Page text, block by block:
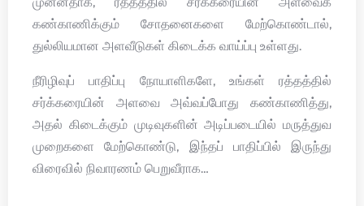
கண்காணிக்கும் சோதனைகளை மேற்கொண்டால்,
துல்லியமான அளவீடுகள் கிடைக்க வாய்ப்பு உள்ளது.
நீரிழிவுப் பாதிப்பு நோயாளிகளே, உங்கள் ரத்தத்தில்
சர்க்கரையின் அளவை அவ்வப்போது கண்காணித்து,
அதல் கிடைக்கும் முடிவுகளின் அடிப்படையில் மருத்துவ
முறைகளை மேற்கொண்டு, இந்தப் பாதிப்பில் இருந்து
விரைவில் நிவாரணம் பெறுவீராக…